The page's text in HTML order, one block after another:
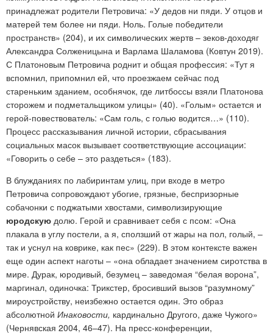
принадлежат родители Петровича: «У дедов ни пяди. У отцов и
матерей тем более ни пяди. Ноль. Голые победители
пространств» (204), и их символических жертв – зеков-доходяг
Александра Солженицына и Варлама Шаламова (Ковтун 2019).
С Платоновым Петровича роднит и общая профессия: «Тут я
вспомнил, припомнил ей, что проезжаем сейчас под
стареньким зданием, особнячок, где литбоссы взяли Платонова
сторожем и подметальщиком улицы» (40). «Голым» остается и
герой-повествователь: «Сам голь, с голью водится…» (110).
Процесс рассказывания личной истории, сбрасывания
социальных масок вызывает соответствующие ассоциации:
«Говорить о себе – это раздеться» (183).
В блужданиях по лабиринтам улиц, при входе в метро
Петровича сопровождают убогие, грязные, беспризорные
собачонки с поджатыми хвостами, символизирующие
юродскую долю. Герой и сравнивает себя с псом: «Она
плакала в углу постели, а я, сползший от жары на пол, голый, –
так и уснул на коврике, как пес» (229). В этом контексте важен
еще один аспект наготы – «она обладает значением сиротства в
мире. Дурак, юродивый, безумец – заведомая “белая ворона”,
маргинал, одиночка: Трикстер, бросивший вызов “разумному”
мироустройству, неизбежно остается один. Это образ
абсолютной Инаковости, кардинально Другого, даже Чужого»
(Чернявская 2004, 46–47). На пресс-конференции,